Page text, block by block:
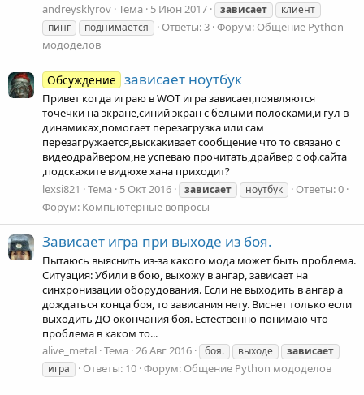
andreysklyrov Тема 5 Июн 2017 зависает
клиент
пинг
поднимается Ответы: 3 Форум: Общение Python
мододелов
Обсуждение зависает ноутбук
Привет когда играю в WOT игра зависает,появляются
точечки на экране,синий экран с белыми полосками,и гул в
динамиках,помогает перезагрузка или сам
перезагружается,выскакивает сообщение что то связано с
видеодрайвером,не успеваю прочитать,драйвер с оф.сайта
,подскажите видюхе хана приходит?
lexsi821
Тема 5 Окт 2016 зависает ноутбук
Ответы: 0
Форум: Компьютерные вопросы
Зависает игра при выходе из боя.
Пытаюсь выяснить из-за какого мода может быть проблема.
Ситуация: Убили в бою, выхожу в ангар, зависает на
синхронизации оборудования. Если не выходить в ангар а
дождаться конца боя, то зависания нету. Виснет только если
выходить ДО окончания боя. Естественно понимаю что
проблема в каком то...
alive_metal Тема 26 Авг 2016 боя. выходе
зависает
игра
Ответы: 10 Форум: Общение Python мододелов